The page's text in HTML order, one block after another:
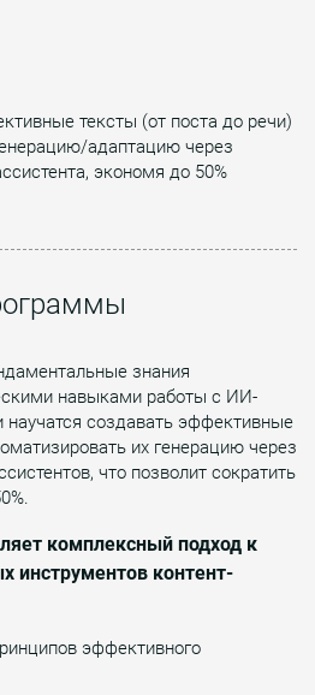
тексты (от поста до речи)
адаптацию через
экономя до 50%
знания
навыками работы с ИИ-
научатся создавать эффективные
их генерацию через
что позволит сократить
комплексный подход к
инструментов контент-
эффективного